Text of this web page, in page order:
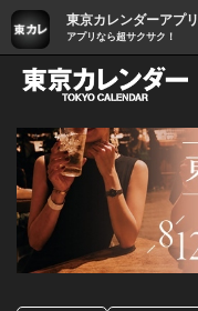
東京カレンダーアプリ
アプリなら超サクサク！